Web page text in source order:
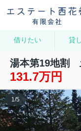
借りたい 貸
湯本第19地割
131.7万円
1 /5